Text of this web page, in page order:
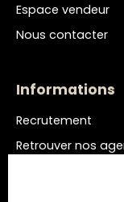
Espace vendeur
Nous contacter
Informations
Recrutement
Retrouver nos